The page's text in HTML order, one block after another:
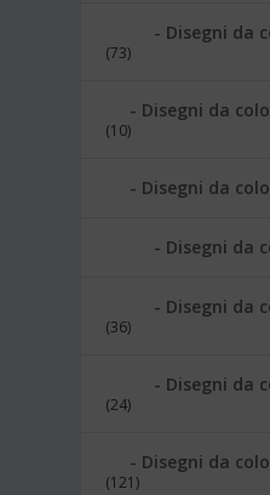
Disegni da
(73)
Disegni da
(10)
Disegni da
Disegni da
Disegni da
(36)
Disegni da
(24)
Disegni da
(121)